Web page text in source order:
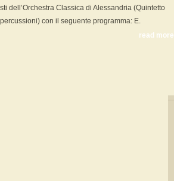
dell’Orchestra Classica di Alessandria (Quintetto
con il seguente programma: E.
read more